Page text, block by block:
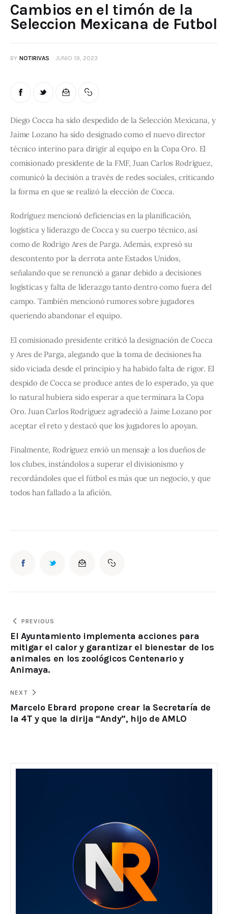
Cambios en el timón de la
Seleccion Mexicana de Futbol
BY NOTIRIVAS JUNIO 19, 2023
Diego Cocca ha sido despedido de la Selección Mexicana, y
Jaime Lozano ha sido designado como el nuevo director
técnico interino para dirigir al equipo en la Copa Oro. El
comisionado presidente de la FMF, Juan Carlos Rodríguez,
comunicó la decisión a través de redes sociales, criticando
la forma en que se realizó la elección de Cocca.
Rodríguez mencionó deficiencias en la planificación,
logística y liderazgo de Cocca y su cuerpo técnico, así
como de Rodrigo Ares de Parga. Además, expresó su
descontento por la derrota ante Estados Unidos,
señalando que se renunció a ganar debido a decisiones
logísticas y falta de liderazgo tanto dentro como fuera del
campo. También mencionó rumores sobre jugadores
queriendo abandonar el equipo.
El comisionado presidente criticó la designación de Cocca
y Ares de Parga, alegando que la toma de decisiones ha
sido viciada desde el principio y ha habido falta de rigor. El
despido de Cocca se produce antes de lo esperado, ya que
lo natural hubiera sido esperar a que terminara la Copa
Oro. Juan Carlos Rodríguez agradeció a Jaime Lozano por
aceptar el reto y destacó que los jugadores lo apoyan.
Finalmente, Rodríguez envió un mensaje a los dueños de
los clubes, instándolos a superar el divisionismo y
recordándoles que el fútbol es más que un negocio, y que
todos han fallado a la afición.
PREVIOUS
El Ayuntamiento implementa acciones para
mitigar el calor y garantizar el bienestar de los
animales en los zoológicos Centenario y
Animaya.
NEXT
Marcelo Ebrard propone crear la Secretaría de
la 4T y que la dirija “Andy”, hijo de AMLO